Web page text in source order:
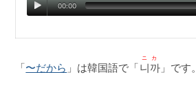
00:00
「〜だから 」は韓国語で「니까
ニカ
」です。